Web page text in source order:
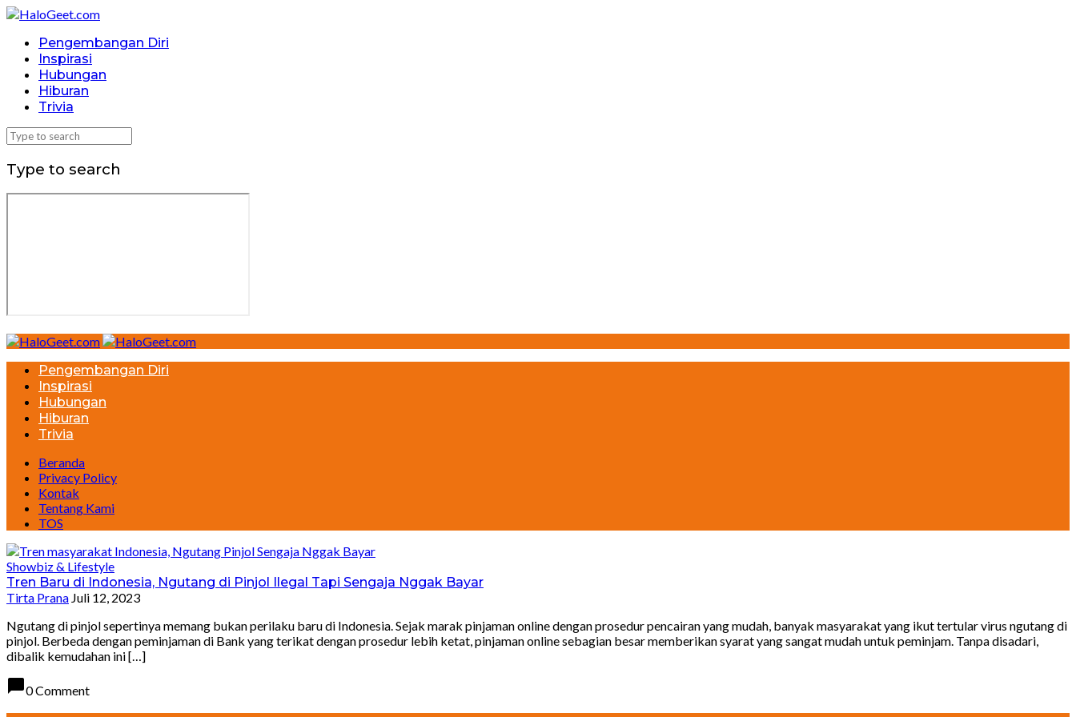
Pengembangan Diri
Inspirasi
Hubungan
Hiburan
Trivia
Type to search
Pengembangan Diri
Inspirasi
Hubungan
Hiburan
Trivia
Beranda
Privacy Policy
Kontak
Tentang Kami
TOS
Showbiz & Lifestyle
Tren Baru di Indonesia, Ngutang di Pinjol Ilegal Tapi Sengaja Nggak Bayar
Tirta Prana Juli 12, 2023
Ngutang di pinjol sepertinya memang bukan perilaku baru di Indonesia. Sejak marak pinjaman online dengan prosedur pencairan yang mudah, banyak masyarakat yang ikut tertular virus ngutang di
pinjol. Berbeda dengan peminjaman di Bank yang terikat dengan prosedur lebih ketat, pinjaman online sebagian besar memberikan syarat yang sangat mudah untuk peminjam. Tanpa disadari,
dibalik kemudahan ini […]
chat_bubble0 Comment